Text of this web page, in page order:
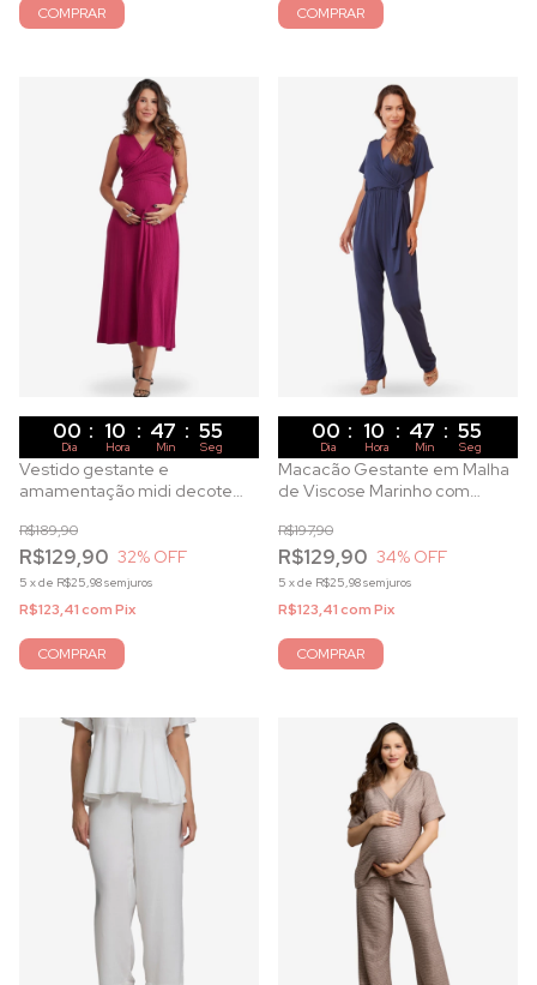
COMPRAR COMPRAR
00 : 10 : 47 : 53
Dia Hora Min Seg
Vestido gestante e
amamentação midi decote
malha canelada magenta
R$129,90
R$189,90
32% OFF
5 xde R$25,98sem juros
R$123,41comPix
COMPRAR
00 : 10 : 47 : 53
Dia Hora Min Seg
Macacão Gestante em Malha
de Viscose Marinho com
Amamentação
R$129,90
R$197,90
34% OFF
5 xde R$25,98sem juros
R$123,41comPix
COMPRAR